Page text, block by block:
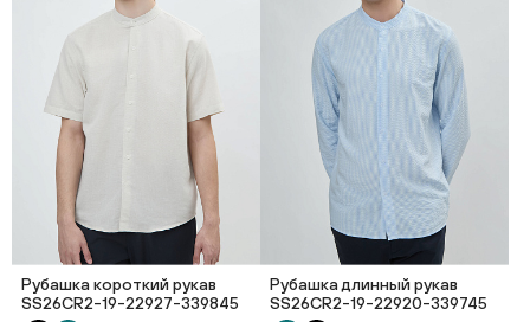
Рубашка короткий рукав
SS26CR2-19-22927-339845
Рубашка длинный рукав
SS26CR2-19-22920-339745